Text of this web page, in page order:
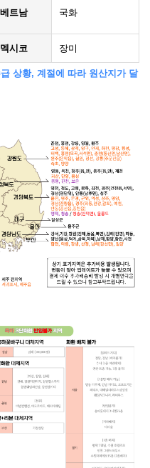
베트남 국화
멕시코 장미
상황, 계절에 따라 원산지가 달